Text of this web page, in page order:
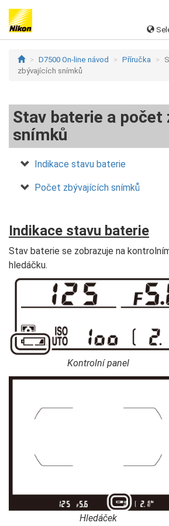
D7500 On-line návod Příručka
zbývajících snímků
Stav baterie a počet
snímků
Indikace stavu baterie
Počet zbývajících snímků
Indikace stavu baterie
Stav baterie se zobrazuje na
hledáčku.
Kontrolní panel
Hledáček